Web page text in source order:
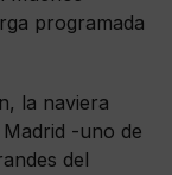
programada
la naviera
-uno de
del